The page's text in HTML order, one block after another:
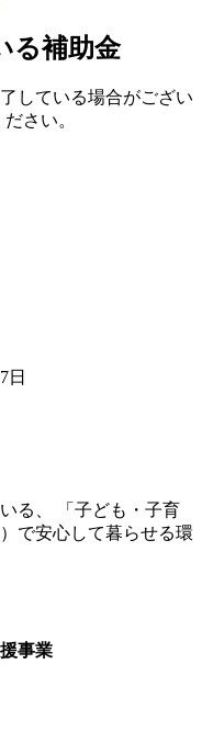
る補助金
している場合がござい
さい。
日
る、 「子ども・子育
で安心して暮らせる環
事業